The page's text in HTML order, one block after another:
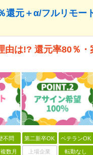
還元＋α/フルリモー
は!? 還元率80％・
不問 第二新卒OK ベテランOK
数月 上場企業 転勤なし